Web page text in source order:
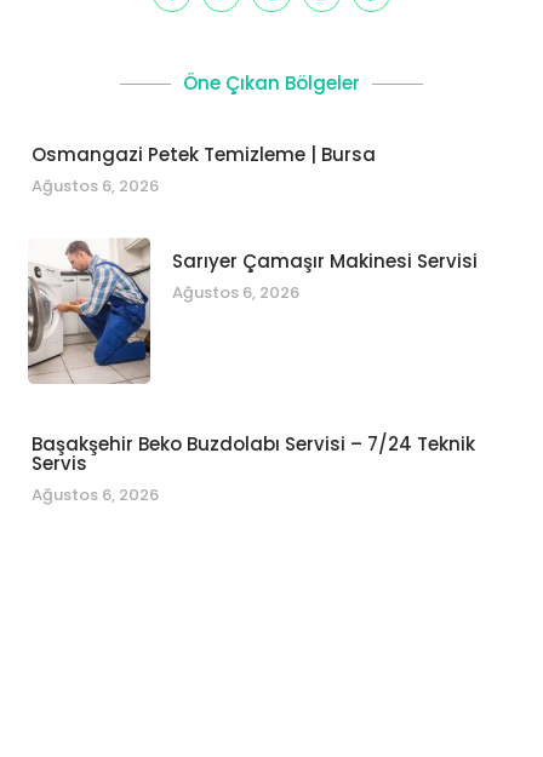
Öne Çıkan Bölgeler
Osmangazi Petek Temizleme | Bursa
Ağustos 6, 2026
Sarıyer Çamaşır Makinesi Servisi
Ağustos 6, 2026
Başakşehir Beko Buzdolabı Servisi – 7/24 Teknik
Servis
Ağustos 6, 2026